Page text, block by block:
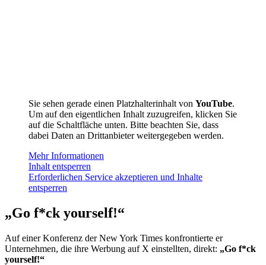
Sie sehen gerade einen Platzhalterinhalt von YouTube.
Um auf den eigentlichen Inhalt zuzugreifen, klicken Sie
auf die Schaltfläche unten. Bitte beachten Sie, dass
dabei Daten an Drittanbieter weitergegeben werden.
Mehr Informationen
Inhalt entsperren
Erforderlichen Service akzeptieren und Inhalte
entsperren
„Go f*ck yourself!“
Auf einer Konferenz der New York Times konfrontierte er
Unternehmen, die ihre Werbung auf X einstellten, direkt: „Go f*ck
yourself!“